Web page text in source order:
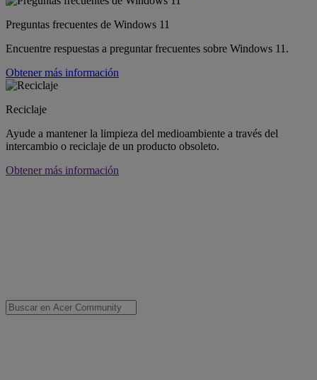
Preguntas frecuentes de Windows 11
Encuentre respuestas a preguntar frecuentes sobre Windows 11.
Obtener más información
Reciclaje
Ayude a mantener la limpieza del medioambiente a través del
intercambio o reciclaje de un producto obsoleto.
Obtener más información